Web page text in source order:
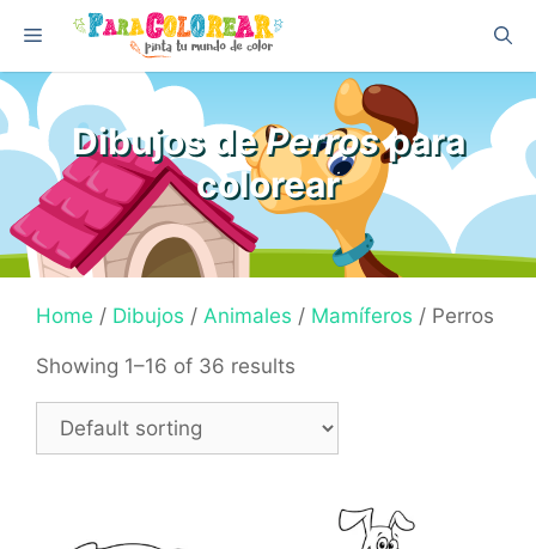
content
Menu
Dibujos dePerrospara
colorear
Home / Dibujos / Animales / Mamíferos / Perros
Showing 1–16 of 36 results